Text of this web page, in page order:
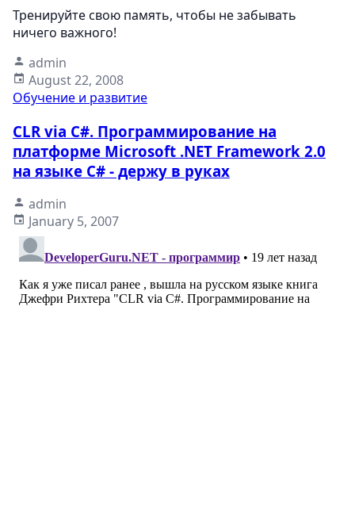
Тренируйте свою память, чтобы не забывать
ничего важного!
admin
August 22, 2008
Обучение и развитие
CLR via C#. Программирование на
платформе Microsoft .NET Framework 2.0
на языке C# - держу в руках
admin
January 5, 2007